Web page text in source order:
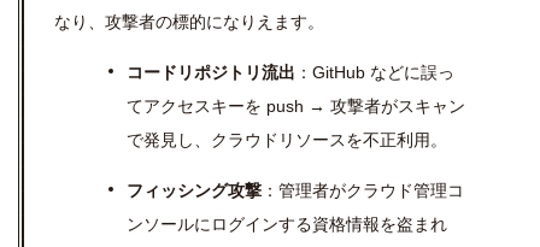
なり、攻撃者の標的になりえます。
コードリポジトリ流出 ：GitHub などに誤っ
てアクセスキーを push → 攻撃者がスキャン
で発見し、クラウドリソースを不正利用。
フィッシング攻撃 ：管理者がクラウド管理コ
ンソールにログインする資格情報を盗まれ